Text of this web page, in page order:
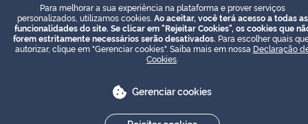
Para melhorar a sua experiência na plataforma e prover serviços
personalizados, utilizamos cookies. Ao aceitar, você terá acesso a todas as
funcionalidades do site. Se clicar em "Rejeitar Cookies", os cookies que
forem estritamente necessários serão desativados. Para escolher quais
autorizar, clique em "Gerenciar cookies". Saiba mais em nossa Declaração
Cookies
Gerenciar cookies